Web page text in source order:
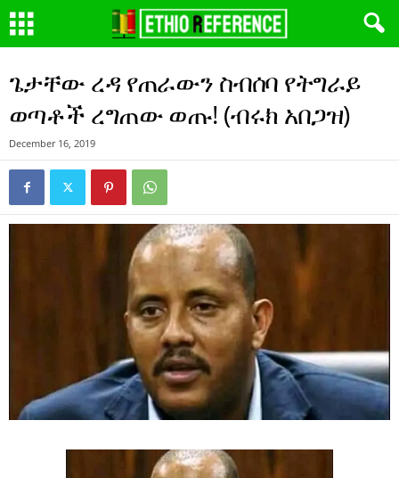
ጌታቸው ረዳ የጠራውን ስብሰባ የትግራይ
ወጣቶች ረግጠው ወጡ! (ብሩክ አበጋዝ)
December 16, 2019